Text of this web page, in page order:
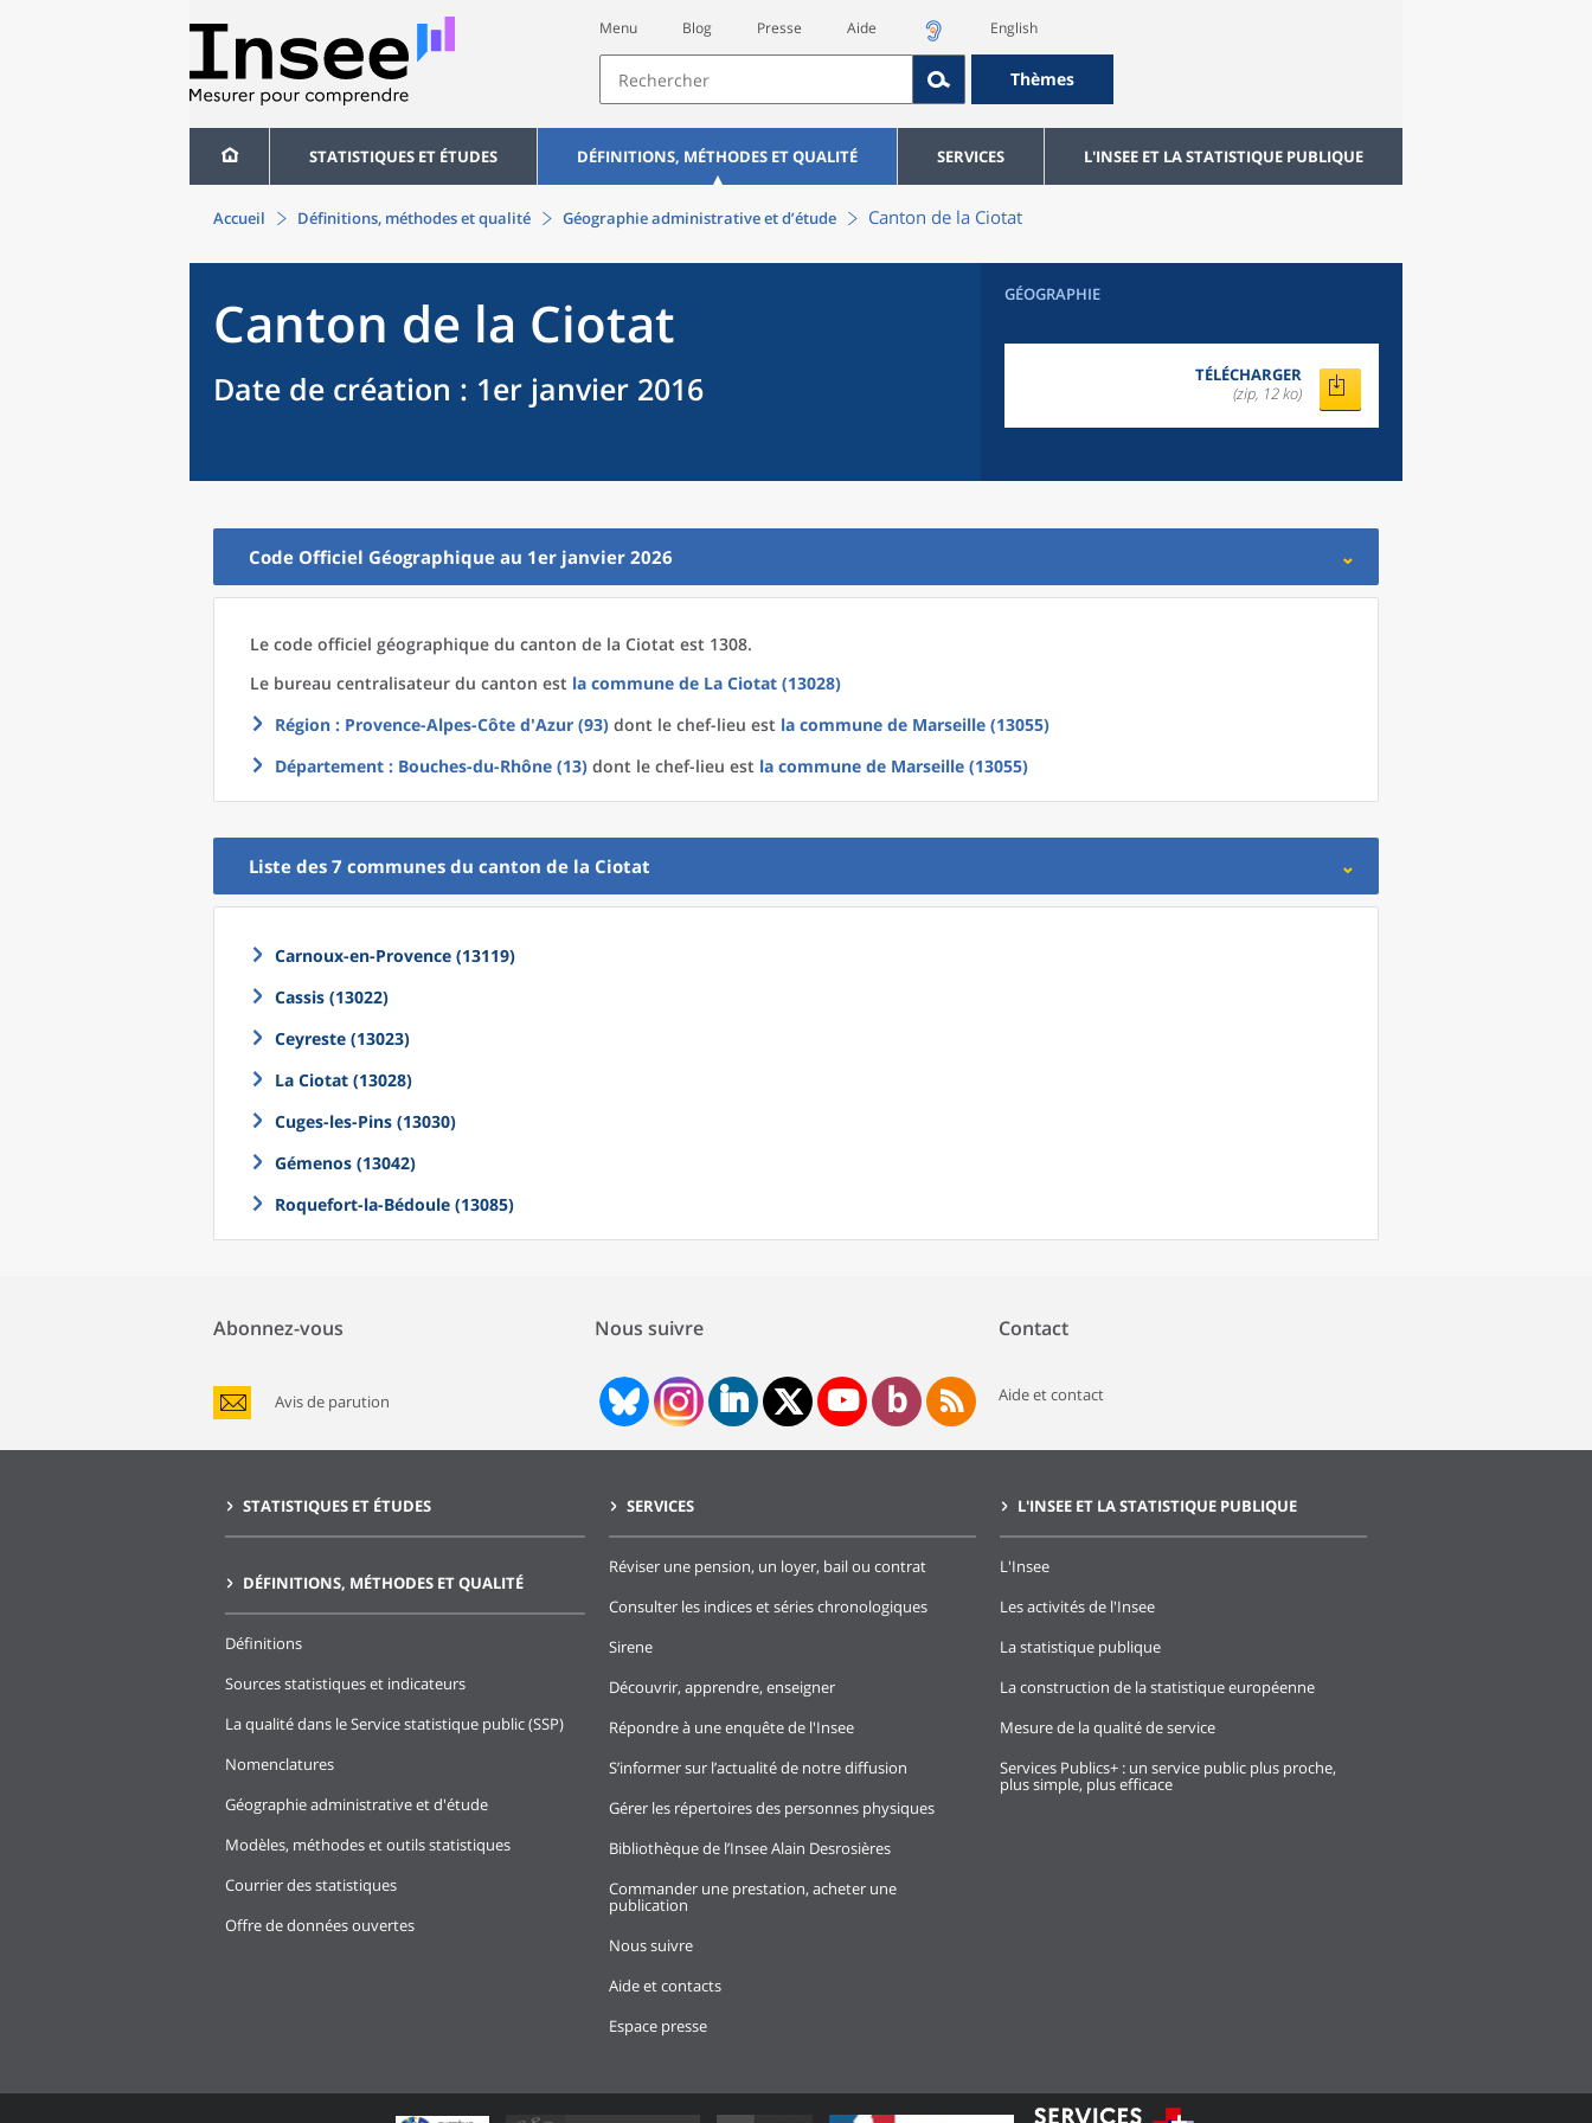
Menu Blog Presse Aide English
Thèmes
STATISTIQUES ET ÉTUDES DÉFINITIONS, MÉTHODES ET QUALITÉ SERVICES L'INSEE ET LA STATISTIQUE PUBLIQUE
Accueil Définitions, méthodes et qualité Géographie administrative et d’étude Canton de la Ciotat
Canton de la Ciotat
Date de création : 1er janvier 2016
GÉOGRAPHIE
TÉLÉCHARGER
(zip, 12 ko)
Code Officiel Géographique au 1er janvier 2026
Le code officiel géographique du canton de la Ciotat est 1308.
Le bureau centralisateur du canton est la commune de La Ciotat (13028)
Région : Provence-Alpes-Côte d'Azur (93) dont le chef-lieu est la commune de Marseille (13055)
Département : Bouches-du-Rhône (13) dont le chef-lieu est la commune de Marseille (13055)
Liste des 7 communes du canton de la Ciotat
Carnoux-en-Provence (13119)
Cassis (13022)
Ceyreste (13023)
La Ciotat (13028)
Cuges-les-Pins (13030)
Gémenos (13042)
Roquefort-la-Bédoule (13085)
Abonnez-vous
Avis de parution
Nous suivre Contact
Aide et contact
STATISTIQUES ET ÉTUDES
DÉFINITIONS, MÉTHODES ET QUALITÉ
Définitions
Sources statistiques et indicateurs
La qualité dans le Service statistique public (SSP)
Nomenclatures
Géographie administrative et d'étude
Modèles, méthodes et outils statistiques
Courrier des statistiques
Offre de données ouvertes
SERVICES
Réviser une pension, un loyer, bail ou contrat
Consulter les indices et séries chronologiques
Sirene
Découvrir, apprendre, enseigner
Répondre à une enquête de l'Insee
S’informer sur l’actualité de notre diffusion
Gérer les répertoires des personnes physiques
Bibliothèque de l’Insee Alain Desrosières
Commander une prestation, acheter une
publication
Nous suivre
Aide et contacts
Espace presse
L'INSEE ET LA STATISTIQUE PUBLIQUE
L'Insee
Les activités de l'Insee
La statistique publique
La construction de la statistique européenne
Mesure de la qualité de service
Services Publics+ : un service public plus proche,
plus simple, plus efficace